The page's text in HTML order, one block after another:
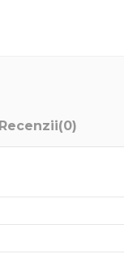
Recenzii(0)